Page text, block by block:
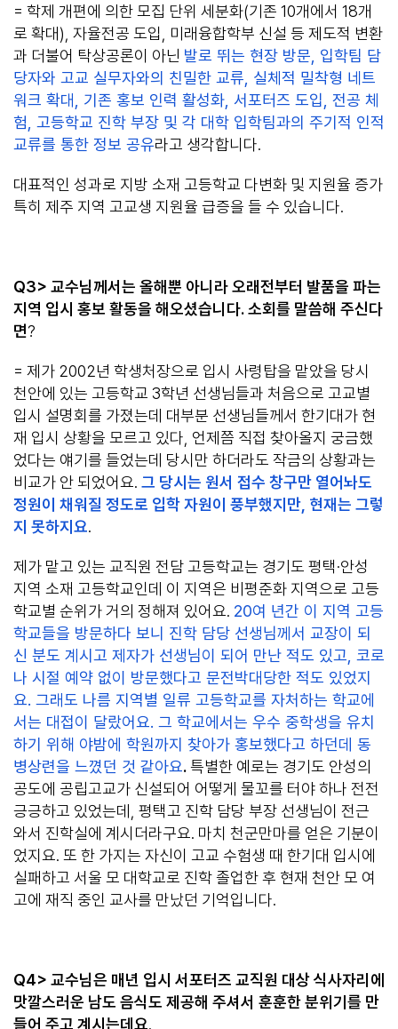
= 학제 개편에 의한 모집 단위 세분화(기존 10개에서 18개
로 확대), 자율전공 도입, 미래융합학부 신설 등 제도적 변환
과 더불어 탁상공론이 아닌 발로 뛰는 현장 방문, 입학팀 담
당자와 고교 실무자와의 친밀한 교류, 실체적 밀착형 네트
워크 확대, 기존 홍보 인력 활성화, 서포터즈 도입, 전공 체
험, 고등학교 진학 부장 및 각 대학 입학팀과의 주기적 인적
교류를 통한 정보 공유라고 생각합니다.
대표적인 성과로 지방 소재 고등학교 다변화 및 지원율 증가
특히 제주 지역 고교생 지원율 급증을 들 수 있습니다.
Q3> 교수님께서는 올해뿐 아니라 오래전부터 발품을 파는
지역 입시 홍보 활동을 해오셨습니다. 소회를 말씀해 주신다
면?
= 제가 2002년 학생처장으로 입시 사령탑을 맡았을 당시
천안에 있는 고등학교 3학년 선생님들과 처음으로 고교별
입시 설명회를 가졌는데 대부분 선생님들께서 한기대가 현
재 입시 상황을 모르고 있다, 언제쯤 직접 찾아올지 궁금했
었다는 얘기를 들었는데 당시만 하더라도 작금의 상황과는
비교가 안 되었어요. 그 당시는 원서 접수 창구만 열어놔도
정원이 채워질 정도로 입학 자원이 풍부했지만, 현재는 그렇
지 못하지요.
제가 맡고 있는 교직원 전담 고등학교는 경기도 평택·안성
지역 소재 고등학교인데 이 지역은 비평준화 지역으로 고등
학교별 순위가 거의 정해져 있어요. 20여 년간 이 지역 고등
학교들을 방문하다 보니 진학 담당 선생님께서 교장이 되
신 분도 계시고 제자가 선생님이 되어 만난 적도 있고, 코로
나 시절 예약 없이 방문했다고 문전박대당한 적도 있었지
요. 그래도 나름 지역별 일류 고등학교를 자처하는 학교에
서는 대접이 달랐어요. 그 학교에서는 우수 중학생을 유치
하기 위해 야밤에 학원까지 찾아가 홍보했다고 하던데 동
병상련을 느꼈던 것 같아요.특별한 예로는 경기도 안성의
공도에 공립고교가 신설되어 어떻게 물꼬를 터야 하나 전전
긍긍하고 있었는데, 평택고 진학 담당 부장 선생님이 전근
와서 진학실에 계시더라구요. 마치 천군만마를 얻은 기분이
었지요. 또 한 가지는 자신이 고교 수험생 때 한기대 입시에
실패하고 서울 모 대학교로 진학 졸업한 후 현재 천안 모 여
고에 재직 중인 교사를 만났던 기억입니다.
Q4> 교수님은 매년 입시 서포터즈 교직원 대상 식사자리에
맛깔스러운 남도 음식도 제공해 주셔서 훈훈한 분위기를 만
들어 주고 계시는데요.